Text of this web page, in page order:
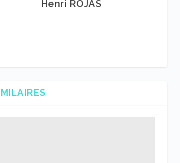
Henri ROJAS